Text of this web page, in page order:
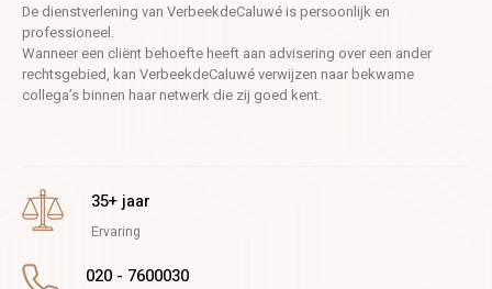
De dienstverlening van VerbeekdeCaluwé is persoonlijk en
professioneel.
Wanneer een cliënt behoefte heeft aan advisering over een ander
rechtsgebied, kan VerbeekdeCaluwé verwijzen naar bekwame
collega’s binnen haar netwerk die zij goed kent.
35+ jaar
Ervaring
020 - 7600030